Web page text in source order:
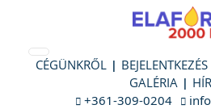
CÉGÜNKRŐL BEJELENTKEZÉS
GALÉRIA
+361-309-0204